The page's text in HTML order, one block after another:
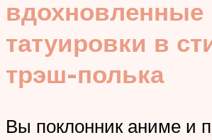
вдохновленные
татуировки в
трэш-полька
Вы поклонник аниме и